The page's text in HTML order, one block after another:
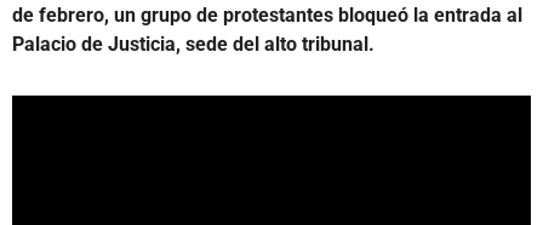
de febrero, un grupo de protestantes bloqueó la entrada al
Palacio de Justicia, sede del alto tribunal.